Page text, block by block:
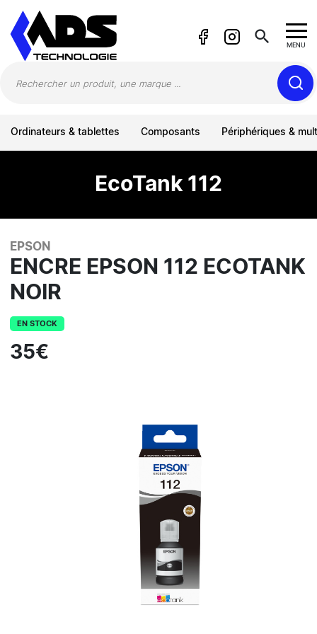
search MENU
Ordinateurs & tablettes Composants Périphériques &
EcoTank 112
EPSON
ENCRE EPSON 112 ECOTANK
NOIR
EN STOCK
35€